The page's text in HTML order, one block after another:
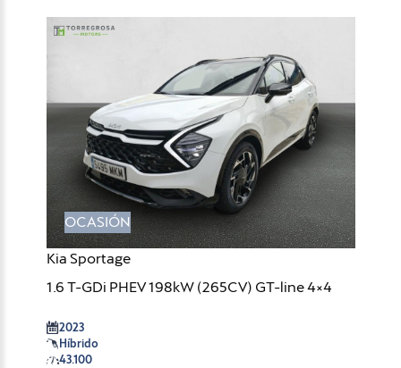
OCASIÓN
Kia Sportage
1.6 T-GDi PHEV 198kW (265CV) GT-line 4×4
2023
Híbrido
43.100